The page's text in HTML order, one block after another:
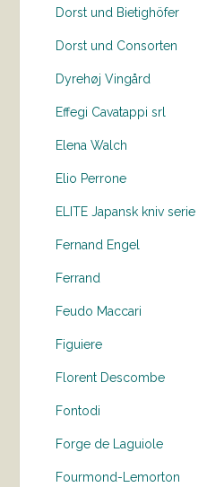
Dorst und Bietighöfer
Dorst und Consorten
Dyrehøj Vingård
Effegi Cavatappi srl
Elena Walch
Elio Perrone
ELITE Japansk kniv serie
Fernand Engel
Ferrand
Feudo Maccari
Figuiere
Florent Descombe
Fontodi
Forge de Laguiole
Fourmond-Lemorton